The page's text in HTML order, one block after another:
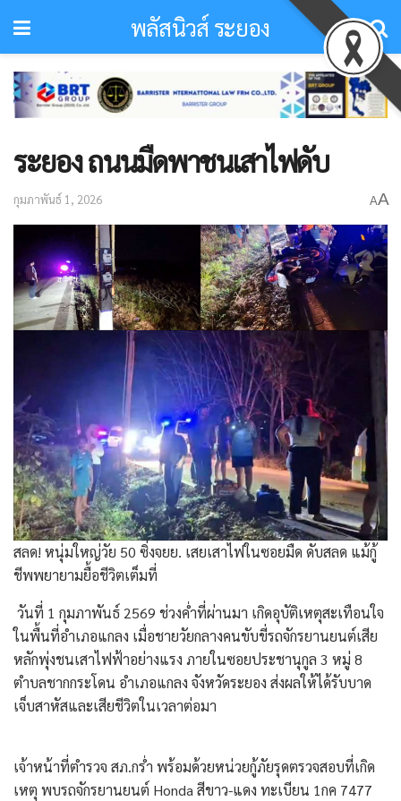
พลัสนิวส์ ระยอง
ระยอง ถนนมืดพาชนเสาไฟดับ
กุมภาพันธ์ 1, 2026 AA
สลด! หนุ่มใหญ่วัย 50 ซิ่งจยย. เสยเสาไฟในซอยมืด ดับสลด แม้กู้
ชีพพยายามยื้อชีวิตเต็มที่
​ วันที่ 1 กุมภาพันธ์ 2569 ช่วงค่ำที่ผ่านมา เกิดอุบัติเหตุสะเทือนใจ
ในพื้นที่อำเภอแกลง เมื่อชายวัยกลางคนขับขี่รถจักรยานยนต์เสีย
หลักพุ่งชนเสาไฟฟ้าอย่างแรง ภายในซอยประชานุกูล 3 หมู่ 8
ตำบลชากกระโดน อำเภอแกลง จังหวัดระยอง ส่งผลให้ได้รับบาด
เจ็บสาหัสและเสียชีวิตในเวลาต่อมา
​เจ้าหน้าที่ตำรวจ สภ.กร่ำ พร้อมด้วยหน่วยกู้ภัยรุดตรวจสอบที่เกิด
เหตุ พบรถจักรยานยนต์ Honda สีขาว-แดง ทะเบียน 1กค 7477